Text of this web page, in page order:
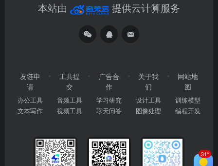
本站由 提供云计算服务
友链申
请
办公工具
文本写作
工具提
交
音频工具
视频工具
广告合
作
学习研究
聊天问答
关于我
们
设计工具
图像处理
网站地
图
训练模型
编程开发
31°